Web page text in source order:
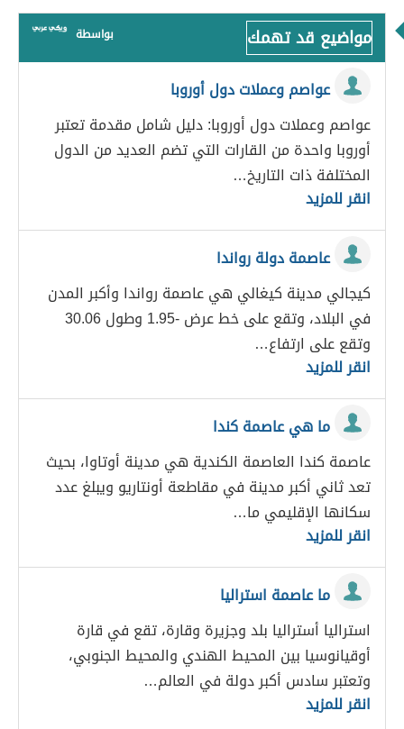
مواضيع قد تهمك بواسطة
عواصم وعملات دول أوروبا
عواصم وعملات دول أوروبا: دليل شامل مقدمة تعتبر
أوروبا واحدة من القارات التي تضم العديد من الدول
المختلفة ذات التاريخ…
انقر للمزيد
عاصمة دولة رواندا
كيجالي مدينة كيغالي هي عاصمة رواندا وأكبر المدن
في البلاد، وتقع على خط عرض -1.95 وطول 30.06
وتقع على ارتفاع…
انقر للمزيد
ما هي عاصمة كندا
عاصمة كندا العاصمة الكندية هي مدينة أوتاوا، بحيث
تعد ثاني أكبر مدينة في مقاطعة أونتاريو ويبلغ عدد
سكانها الإقليمي ما…
انقر للمزيد
ما عاصمة استراليا
استراليا أستراليا بلد وجزيرة وقارة، تقع في قارة
أوقيانوسيا بين المحيط الهندي والمحيط الجنوبي،
وتعتبر سادس أكبر دولة في العالم…
انقر للمزيد